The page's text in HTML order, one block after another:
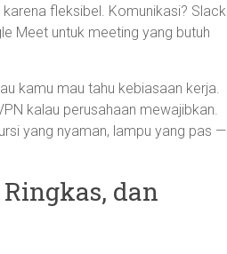
fleksibel. Komunikasi? Slack
Meet untuk meeting yang butuh
kamu mau tahu kebiasaan kerja.
kalau perusahaan mewajibkan.
yang nyaman, lampu yang pas —
dan